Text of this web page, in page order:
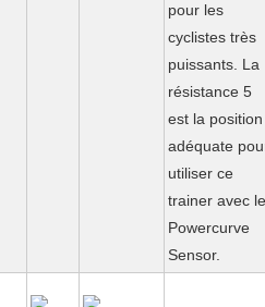
pour les
cyclistes très
puissants. La
résistance 5
est la position
adéquate
utiliser ce
trainer avec le
Powercurve
Sensor.